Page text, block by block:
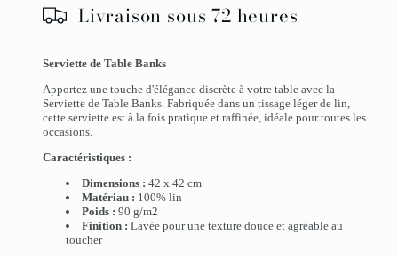
Livraison sous 72 heures
Serviette de Table Banks
Apportez une touche d'élégance discrète à votre table avec la
Serviette de Table Banks. Fabriquée dans un tissage léger de lin,
cette serviette est à la fois pratique et raffinée, idéale pour toutes les
occasions.
Caractéristiques :
Dimensions : 42 x 42 cm
Matériau : 100% lin
Poids : 90 g/m2
Finition : Lavée pour une texture douce et agréable au
toucher